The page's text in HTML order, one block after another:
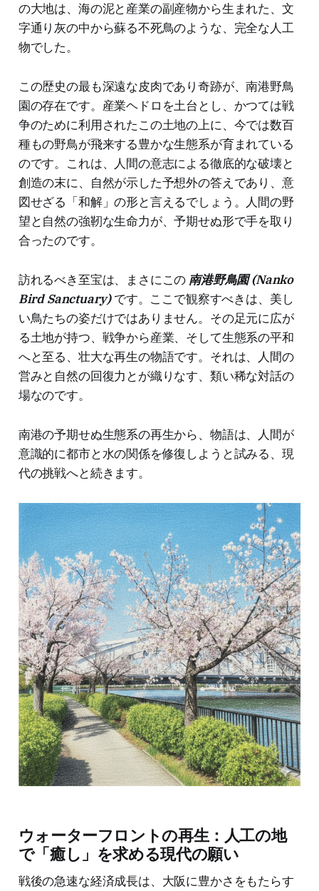
の大地は、海の泥と産業の副産物から生まれた、文
字通り灰の中から蘇る不死鳥のような、完全な人工
物でした。
この歴史の最も深遠な皮肉であり奇跡が、南港野鳥
園の存在です。産業ヘドロを土台とし、かつては戦
争のために利用されたこの土地の上に、今では数百
種もの野鳥が飛来する豊かな生態系が育まれている
のです。これは、人間の意志による徹底的な破壊と
創造の末に、自然が示した予想外の答えであり、意
図せざる「和解」の形と言えるでしょう。人間の野
望と自然の強靭な生命力が、予期せぬ形で手を取り
合ったのです。
訪れるべき至宝は、まさにこの 南港野鳥園 (Nanko
Bird Sanctuary)です。ここで観察すべきは、美し
い鳥たちの姿だけではありません。その足元に広が
る土地が持つ、戦争から産業、そして生態系の平和
へと至る、壮大な再生の物語です。それは、人間の
営みと自然の回復力とが織りなす、類い稀な対話の
場なのです。
南港の予期せぬ生態系の再生から、物語は、人間が
意識的に都市と水の関係を修復しようと試みる、現
代の挑戦へと続きます。
ウォーターフロントの再生：人工の地
で「癒し」を求める現代の願い
戦後の急速な経済成長は、大阪に豊かさをもたらす